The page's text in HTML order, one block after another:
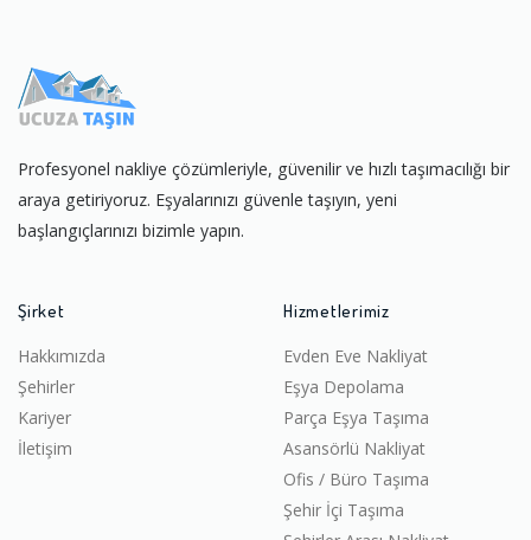
Profesyonel nakliye çözümleriyle, güvenilir ve hızlı taşımacılığı bir
araya getiriyoruz. Eşyalarınızı güvenle taşıyın, yeni
başlangıçlarınızı bizimle yapın.
Şirket
Hakkımızda
Şehirler
Kariyer
İletişim
Hizmetlerimiz
Evden Eve Nakliyat
Eşya Depolama
Parça Eşya Taşıma
Asansörlü Nakliyat
Ofis / Büro Taşıma
Şehir İçi Taşıma